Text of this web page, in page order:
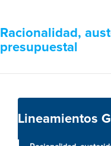
Racionalidad,
presupuestal
Lineamientos